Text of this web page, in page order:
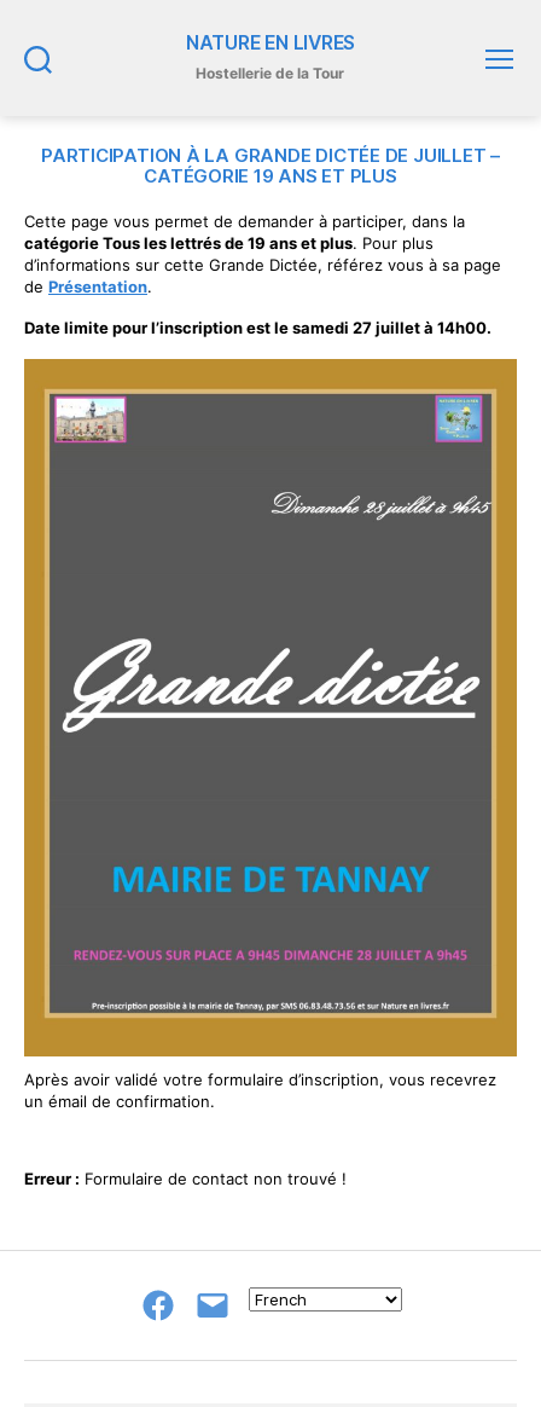
NATURE EN LIVRES
Hostellerie de la Tour
PARTICIPATION À LA GRANDE DICTÉE DE JUILLET –
CATÉGORIE 19 ANS ET PLUS
Cette page vous permet de demander à participer, dans la
catégorie Tous les lettrés de 19 ans et plus. Pour plus
d’informations sur cette Grande Dictée, référez vous à sa page
de Présentation.
Date limite pour l’inscription est le samedi 27 juillet à 14h00.
Après avoir validé votre formulaire d’inscription, vous recevrez
un émail de confirmation.
Erreur : Formulaire de contact non trouvé !
Groupe
NeL
E-
à